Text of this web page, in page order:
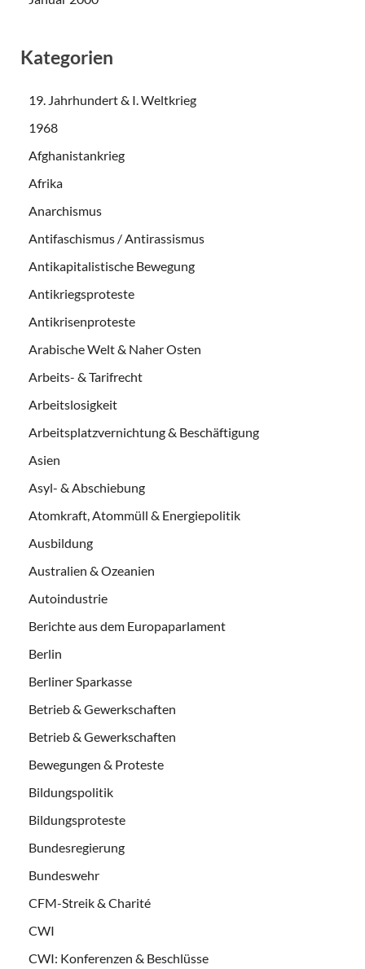
Kategorien
19. Jahrhundert & I. Weltkrieg
1968
Afghanistankrieg
Afrika
Anarchismus
Antifaschismus / Antirassismus
Antikapitalistische Bewegung
Antikriegsproteste
Antikrisenproteste
Arabische Welt & Naher Osten
Arbeits- & Tarifrecht
Arbeitslosigkeit
Arbeitsplatzvernichtung & Beschäftigung
Asien
Asyl- & Abschiebung
Atomkraft, Atommüll & Energiepolitik
Ausbildung
Australien & Ozeanien
Autoindustrie
Berichte aus dem Europaparlament
Berlin
Berliner Sparkasse
Betrieb & Gewerkschaften
Betrieb & Gewerkschaften
Bewegungen & Proteste
Bildungspolitik
Bildungsproteste
Bundesregierung
Bundeswehr
CFM-Streik & Charité
CWI
CWI: Konferenzen & Beschlüsse